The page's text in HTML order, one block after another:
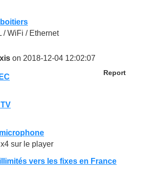
/ WiFi / Ethernet
on 2018-12-04 12:02:07
Report
sur le player
vers les fixes en France